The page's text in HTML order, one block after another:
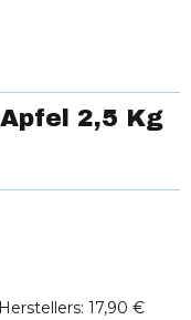
2,5 Kg
: 17,90 €